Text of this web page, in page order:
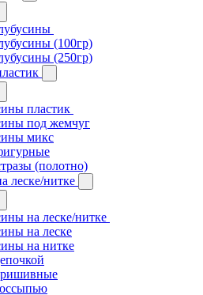
(100гр)
(250гр)
пластик
под жемчуг
микс
(полотно)
леске/нитке
на леске/нитке
на леске
на нитке